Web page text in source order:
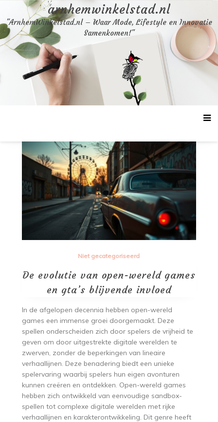
content
arnhemwinkelstad.nl
"ArnhemWinkelstad.nl – Waar Mode, Lifestyle en Innovatie
Samenkomen!"
Niet gecategoriseerd
De evolutie van open-wereld games
en gta’s blijvende invloed
In de afgelopen decennia hebben open-wereld
games een immense groei doorgemaakt. Deze
spellen onderscheiden zich door spelers de vrijheid te
geven om door uitgestrekte digitale werelden te
zwerven, zonder de beperkingen van lineaire
verhaallijnen. Deze benadering biedt een unieke
spelervaring waarbij spelers hun eigen avonturen
kunnen creëren en ontdekken. Open-wereld games
hebben zich ontwikkeld van eenvoudige sandbox-
spellen tot complexe digitale werelden met rijke
verhaallijnen en karakterontwikkeling. Dit genre heeft